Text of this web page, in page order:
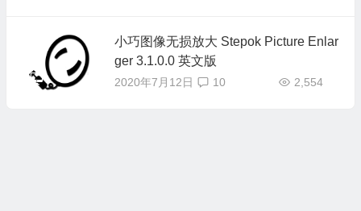
小巧图像无损放大 Stepok Picture Enlar
ger 3.1.0.0 英文版
2020年7月12日 2,554
10